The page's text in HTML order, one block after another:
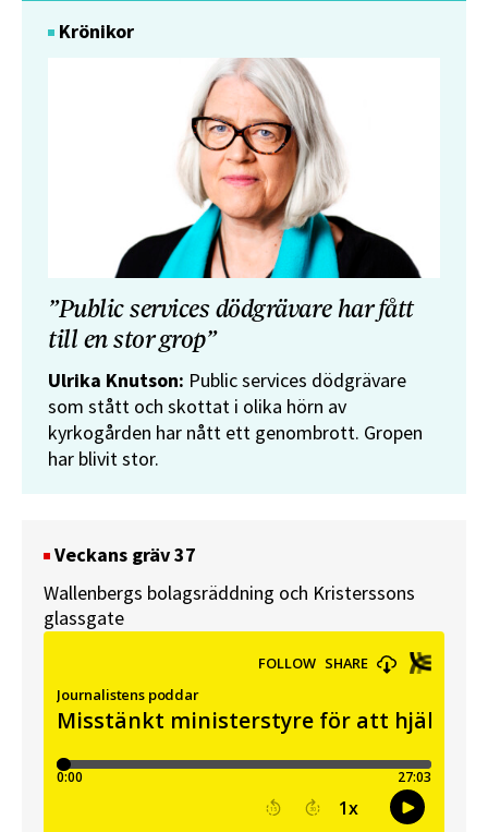
Krönikor
”Public services dödgrävare har fått
till en stor grop”
Ulrika Knutson: Public services dödgrävare
som stått och skottat i olika hörn av
kyrkogården har nått ett genombrott. Gropen
har blivit stor.
Veckans gräv 37
Wallenbergs bolagsräddning och Kristerssons
glassgate